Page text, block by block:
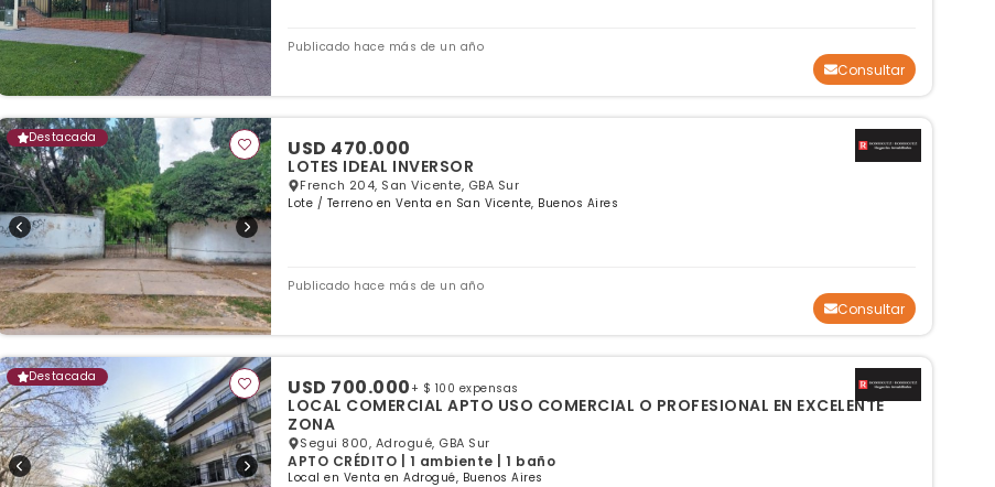
Publicado hace más de un año
Consultar
Destacada USD 470.000
LOTES IDEAL INVERSOR
French 204, San Vicente, GBA Sur
Lote / Terreno en Venta en San Vicente, Buenos Aires
Publicado hace más de un año
Consultar
Destacada USD 700.000 + $ 100 expensas
LOCAL COMERCIAL APTO USO COMERCIAL O PROFESIONAL EN EXCELENTE
ZONA
Segui 800, Adrogué, GBA Sur
APTO CRÉDITO | 1 ambiente | 1 baño
Local en Venta en Adrogué, Buenos Aires